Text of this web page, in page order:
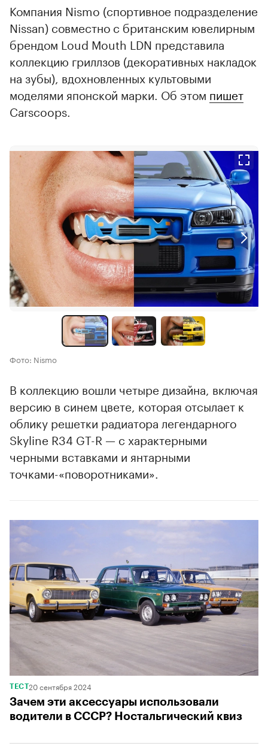
Компания Nismo (спортивное подразделение
Nissan) совместно с британским ювелирным
брендом Loud Mouth LDN представила
коллекцию гриллзов (декоративных накладок
на зубы), вдохновленных культовыми
моделями японской марки. Об этом пишет
Carscoops.
Фото: Nismo
В коллекцию вошли четыре дизайна, включая
версию в синем цвете, которая отсылает к
облику решетки радиатора легендарного
Skyline R34 GT-R — с характерными
черными вставками и янтарными
точками-«поворотниками».
ТЕСТ20 сентября 2024
Зачем эти аксессуары использовали
водители в СССР? Ностальгический квиз